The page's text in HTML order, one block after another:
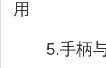
用
5.手柄与